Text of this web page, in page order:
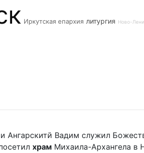
Иркутская епархия литургия Ново-
Ангарскитй Вадим служил
храм Михаила-Архангела в